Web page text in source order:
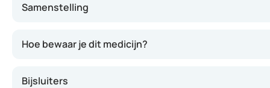
Samenstelling
Hoe bewaar je dit medicijn?
Bijsluiters